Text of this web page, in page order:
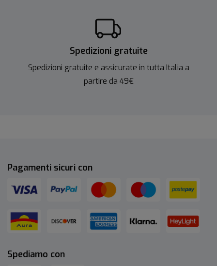
Spedizioni gratuite
Spedizioni gratuite e assicurate in tutta Italia a
partire da 49€
Pagamenti sicuri con
Spediamo con